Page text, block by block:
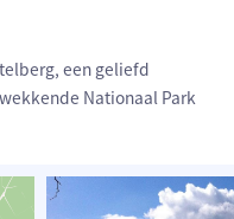
een geliefd
Nationaal Park